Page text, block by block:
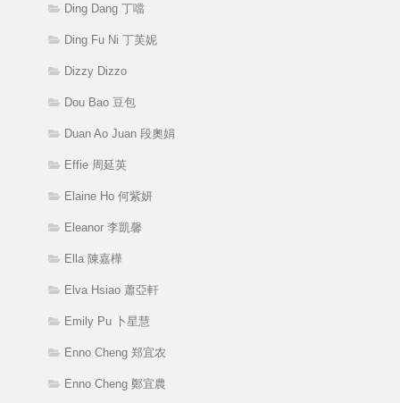
Ding Dang 丁噹
Ding Fu Ni 丁芙妮
Dizzy Dizzo
Dou Bao 豆包
Duan Ao Juan 段奧娟
Effie 周延英
Elaine Ho 何紫妍
Eleanor 李凱馨
Ella 陳嘉樺
Elva Hsiao 蕭亞軒
Emily Pu 卜星慧
Enno Cheng 郑宜农
Enno Cheng 鄭宜農